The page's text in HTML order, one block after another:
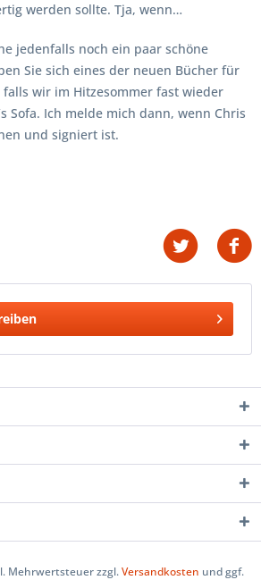
werden sollte. Tja, wenn…
jedenfalls noch ein paar schöne
Sie sich eines der neuen Bücher für
falls wir im Hitzesommer fast wieder
Sofa. Ich melde mich dann, wenn Chris
und signiert ist.
Mehrwertsteuer zzgl.Versandkosten und ggf.